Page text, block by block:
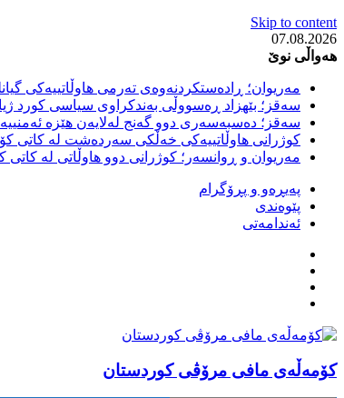
Skip to content
07.08.2026
هەواڵی نوێ
مەریوان؛ ڕادەستکردنەوەی تەرمی هاوڵاتییەکی
سەقز؛ بێهزاد ڕەسووڵی بەندکراوی سیاسی کورد
سەقز؛ دەسبەسەری دوو گەنج لەلایەن هێزە
کوژرانی هاوڵاتییەکی خەڵکی سەردەشت لە کاتی
مەریوان و ڕوانسەر؛ کوژرانی دوو هاوڵاتی لە
پەیڕەو و پڕۆگرام
پێوەندی
ئەندامەتی
كۆمه‌ڵه‌ی مافی مرۆڤی کوردستان